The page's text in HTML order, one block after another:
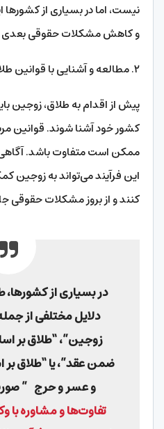
نیست، اما در بسیاری از
و کاهش مشکلات حقوقی بعدی
۲. مطالعه و آشنایی با قوانین طلاق
پیش از اقدام به طلاق، زوجین
کشور خود آشنا شوند. قوانین
ممکن است متفاوت باشد.
این فرآیند می‌تواند به زوجین
کنند و از بروز مشکلات حقوقی
در بسیاری از
دلایل مختلفی از
زوجین”، “طلاق بر
ضمن عقد”، یا “طلاق
و عسر و حرج ”
تفاوت‌ها و مشاوره با